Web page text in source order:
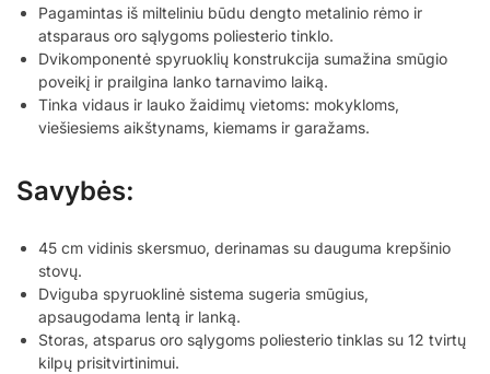
Pagamintas iš milteliniu būdu dengto metalinio rėmo ir
atsparaus oro sąlygoms poliesterio tinklo.
Dvikomponentė spyruoklių konstrukcija sumažina smūgio
poveikį ir prailgina lanko tarnavimo laiką.
Tinka vidaus ir lauko žaidimų vietoms: mokykloms,
viešiesiems aikštynams, kiemams ir garažams.
Savybės:
45 cm vidinis skersmuo, derinamas su dauguma krepšinio
stovų.
Dviguba spyruoklinė sistema sugeria smūgius,
apsaugodama lentą ir lanką.
Storas, atsparus oro sąlygoms poliesterio tinklas su 12 tvirtų
kilpų prisitvirtinimui.